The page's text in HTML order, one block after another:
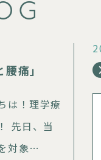
痛」
は！理学療
先日、当
対象…